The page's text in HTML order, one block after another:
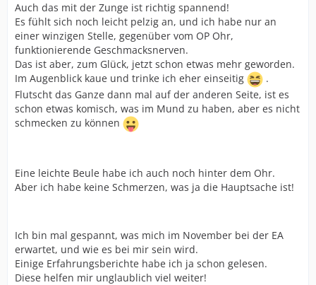
Auch das mit der Zunge ist richtig spannend!
Es fühlt sich noch leicht pelzig an, und ich habe nur an
einer winzigen Stelle, gegenüber vom OP Ohr,
funktionierende Geschmacksnerven.
Das ist aber, zum Glück, jetzt schon etwas mehr geworden.
Im Augenblick kaue und trinke ich eher einseitig
.
Flutscht das Ganze dann mal auf der anderen Seite, ist es
schon etwas komisch, was im Mund zu haben, aber es nicht
schmecken zu können
Eine leichte Beule habe ich auch noch hinter dem Ohr.
Aber ich habe keine Schmerzen, was ja die Hauptsache ist!
Ich bin mal gespannt, was mich im November bei der EA
erwartet, und wie es bei mir sein wird.
Einige Erfahrungsberichte habe ich ja schon gelesen.
Diese helfen mir unglaublich viel weiter!